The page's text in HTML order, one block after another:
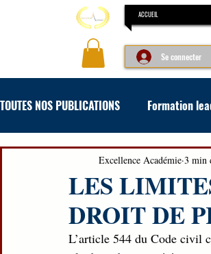
ACCUEIL
Se connecter
TOUTES NOS PUBLICATIONS Formation
Formation concours et examen
LES
DROIT DE
Excellence Académie 3 min
L’article 544 du Code civil